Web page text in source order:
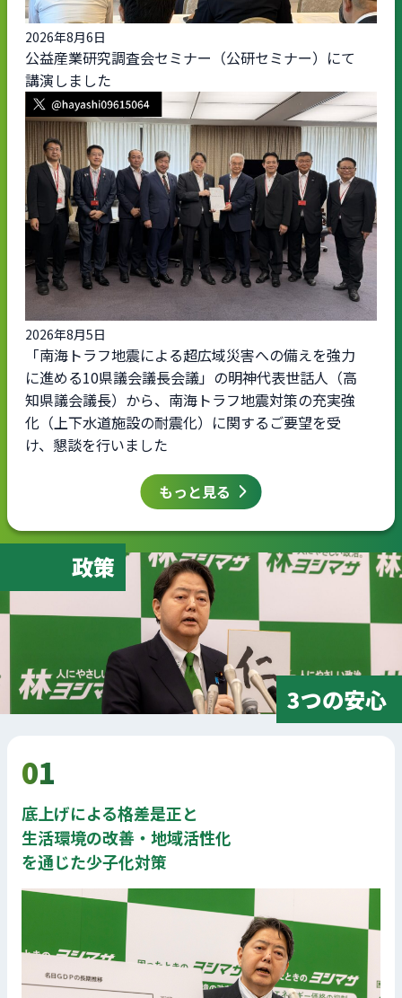
もっと見る
2026年8月6日
公益産業研究調査会セミナー（公研セミナー）にて
講演しました
2026年8月5日
「南海トラフ地震による超広域災害への備えを強力
に進める10県議会議長会議」の明神代表世話人（高
知県議会議長）から、南海トラフ地震対策の充実強
化（上下水道施設の耐震化）に関するご要望を受
け、懇談を行いました
政策
3つの安心
01
底上げによる格差是正と
生活環境の改善・地域活性化
を通じた少子化対策